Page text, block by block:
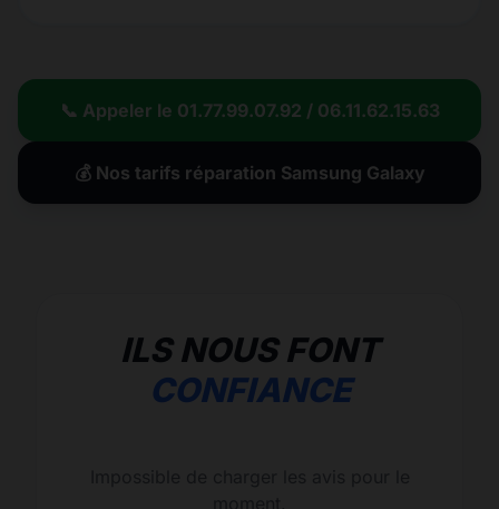
📞 Appeler le 01.77.99.07.92 / 06.11.62.15.63
💰 Nos tarifs réparation Samsung Galaxy
ILS NOUS FONT
CONFIANCE